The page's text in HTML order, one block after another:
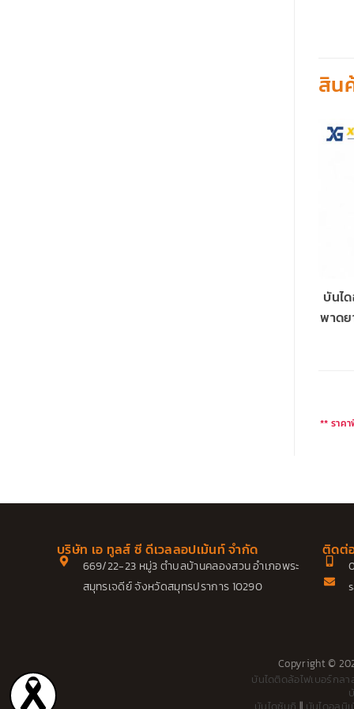
สิน
บันไ
พาดย
** ราค
บริษัท เอ ทูลส์ ซี ดีเวลลอปเม้นท์ จำกัด
669/22-23 หมู่3 ตำบลบ้านคลองสวน อำเภอพระ
สมุทรเจดีย์ จังหวัดสมุทรปราการ 10290
ติดต่
Copyright ©
บันไดติดล้อไฟเบอร์กลา